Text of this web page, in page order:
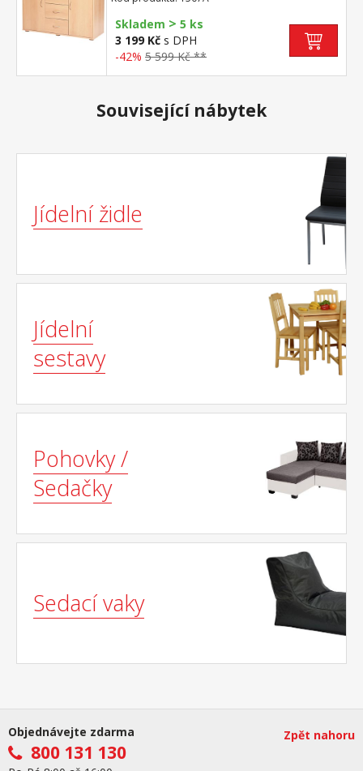
Skladem > 5 ks
3 199 Kč s DPH
-42% 5 599 Kč **
Související nábytek
Jídelní židle
Jídelní
sestavy
Pohovky /
Sedačky
Sedací vaky
Objednávejte zdarma
800 131 130
Zpět nahoru